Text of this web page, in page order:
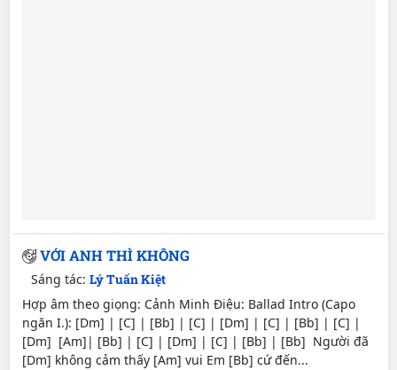
VỚI ANH THÌ KHÔNG
Sáng tác: Lý Tuấn Kiệt
Hợp âm theo giọng: Cảnh Minh Điệu: Ballad Intro (Capo
ngăn I.): [Dm] | [C] | [Bb] | [C] | [Dm] | [C] | [Bb] | [C] |
[Dm] [Am]| [Bb] | [C] | [Dm] | [C] | [Bb] | [Bb] Người đã
[Dm] không cảm thấy [Am] vui Em [Bb] cứ đến...